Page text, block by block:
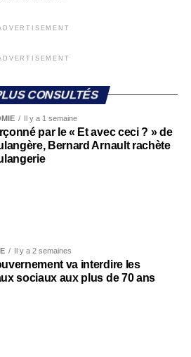
CONSULTÉS
Il y a 1 semaine
par le « Et avec ceci ? » de
Bernard Arnault rachète
Il y a 2 semaines
va interdire les
sociaux aux plus de 70 ans